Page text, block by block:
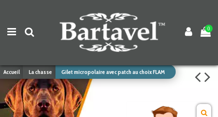
0
Accueil La chasse Gilet micropolaire avec patch au choix FLAM